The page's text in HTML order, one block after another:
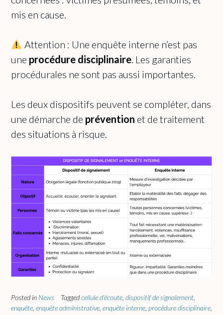
mis en cause.
Attention : Une enquête interne n’est pas
une procédure disciplinaire. Les garanties
procédurales ne sont pas aussi importantes.
Les deux dispositifs peuvent se compléter, dans
une démarche de prévention et de traitement
des situations à risque.
Posted in News Taggedcellule d'écoute dispositif de signalement
enquête enquête administrative enquête interne procédure disciplinaire